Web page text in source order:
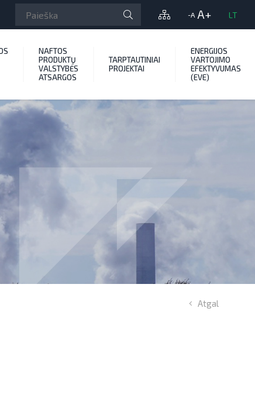
-A A+ LT
NAFTOS
PRODUKTŲ
VALSTYBĖS
ATSARGOS
TARPTAUTINIAI
PROJEKTAI
ENERGIJOS
VARTOJIMO
EFEKTYVUMAS
(EVE)
Atgal